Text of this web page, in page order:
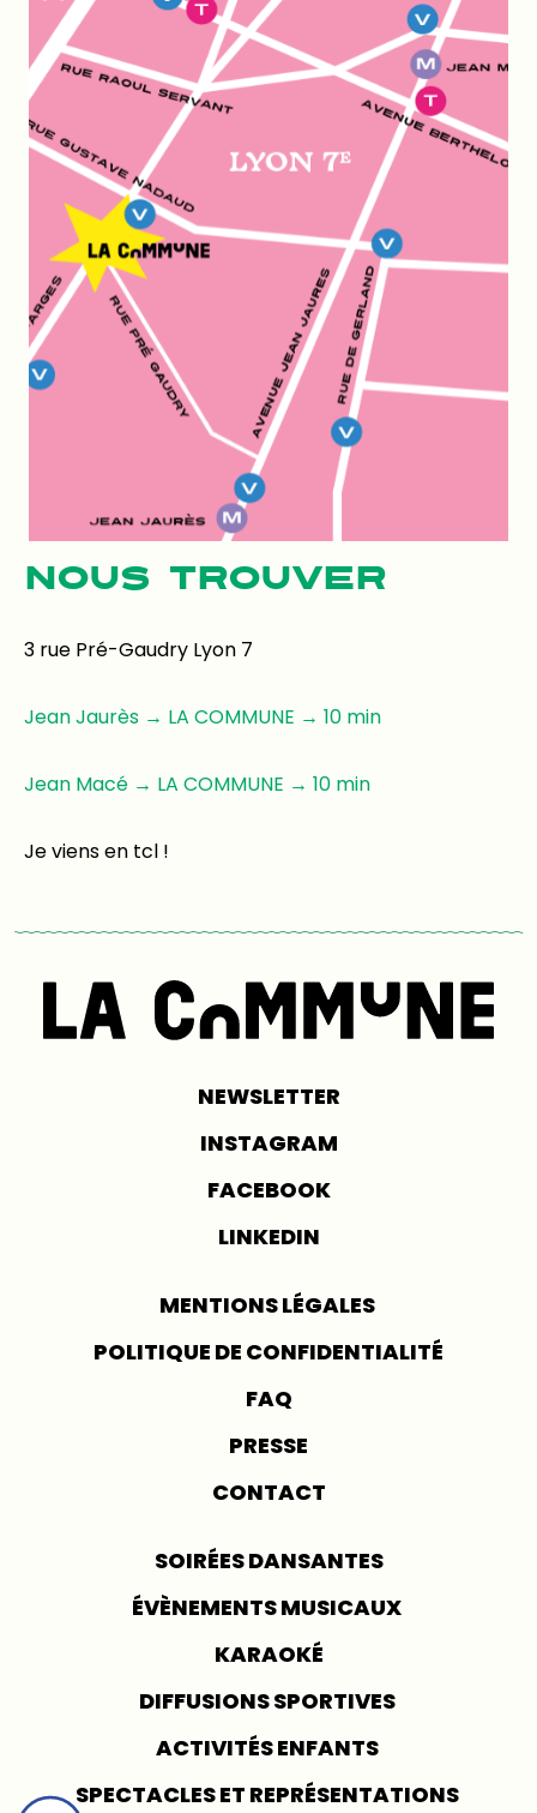
NOUS TROUVER
3 rue Pré-Gaudry Lyon 7
Jean Jaurès → LA COMMUNE → 10 min
Jean Macé → LA COMMUNE → 10 min
Je viens en tcl !
NEWSLETTER
INSTAGRAM
FACEBOOK
LINKEDIN
MENTIONS LÉGALES
POLITIQUE DE CONFIDENTIALITÉ
FAQ
PRESSE
CONTACT
SOIRÉES DANSANTES
ÉVÈNEMENTS MUSICAUX
KARAOKÉ
DIFFUSIONS SPORTIVES
ACTIVITÉS ENFANTS
SPECTACLES ET REPRÉSENTATIONS